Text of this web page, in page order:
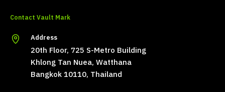
Contact Vault Mark
Address
20th Floor, 725 S-Metro Building
Khlong Tan Nuea, Watthana
Bangkok 10110, Thailand